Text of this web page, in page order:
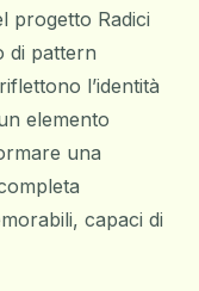
progetto Radici
di pattern
l’identità
elemento
una
capaci di